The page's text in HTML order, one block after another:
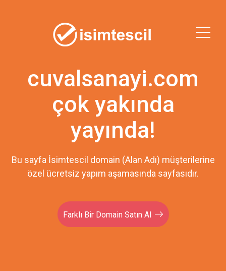
cuvalsanayi.com
çok yakında
yayında!
Bu sayfa İsimtescil domain (Alan Adı) müşterilerine
özel ücretsiz yapım aşamasında sayfasıdır.
Farklı Bir Domain Satın Al